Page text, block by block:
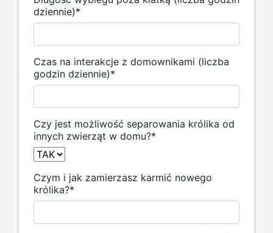
dziennie)*
Czas na interakcje z domownikami (liczba
godzin dziennie)*
Czy jest możliwość separowania królika od
innych zwierząt w domu?*
Czym i jak zamierzasz karmić nowego
królika?*